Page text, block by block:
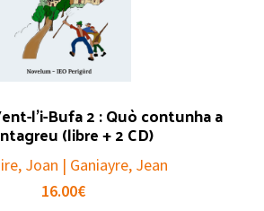
l’i-Bufa 2 : Quò contunha a
(libre + 2 CD)
Joan | Ganiayre, Jean
16.00€